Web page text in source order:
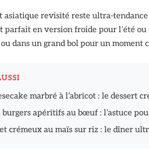
asiatique revisité reste ultra-
parfait en version froide pour l’été
dans un grand bol pour un moment
marbré à l’abricot : le dessert
apéritifs au bœuf : l’astuce
crémeux au maïs sur riz : le dîner